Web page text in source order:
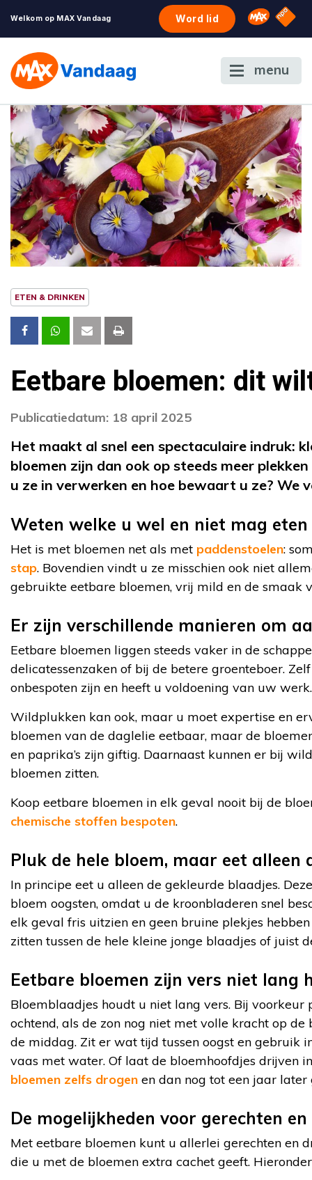
Welkom op MAX Vandaag Word lid Omroep
NPO
menu
ETEN & DRINKEN
Eetbare bloemen: dit
Publicatiedatum: 18 april 2025
Het maakt al snel een spectaculaire indruk:
bloemen zijn dan ook op steeds meer
u ze in verwerken en hoe bewaart u ze? We
Weten welke u wel en niet mag
Het is met bloemen net als met paddenstoelen:
stap. Bovendien vindt u ze misschien ook niet
gebruikte eetbare bloemen, vrij mild en de smaak
Er zijn verschillende manieren om
Eetbare bloemen liggen steeds vaker in de
delicatessenzaken of bij de betere groenteboer.
onbespoten zijn en heeft u voldoening van uw werk.
Wildplukken kan ook, maar u moet expertise en
bloemen van de daglelie eetbaar, maar de
en paprika’s zijn giftig. Daarnaast kunnen er bij
bloemen zitten.
Koop eetbare bloemen in elk geval nooit bij de
chemische stoffen bespoten.
Pluk de hele bloem, maar eet alleen
In principe eet u alleen de gekleurde blaadjes.
bloem oogsten, omdat u de kroonbladeren snel
elk geval fris uitzien en geen bruine plekjes
zitten tussen de hele kleine jonge blaadjes of juist
Eetbare bloemen zijn vers niet lang
Bloemblaadjes houdt u niet lang vers. Bij
ochtend, als de zon nog niet met volle kracht op
de middag. Zit er wat tijd tussen oogst en gebruik
vaas met water. Of laat de bloemhoofdjes drijven
bloemen zelfs drogen en dan nog tot een jaar
De mogelijkheden voor gerechten
Met eetbare bloemen kunt u allerlei gerechten en
die u met de bloemen extra cachet geeft.